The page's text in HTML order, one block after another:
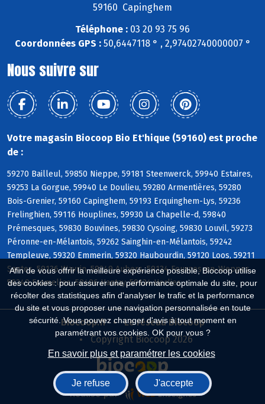
Afin de vous offrir la meilleure expérience possible, Biocoop utilise
des cookies : pour assurer une performance optimale du site, pour
récolter des statistiques afin d'analyser le trafic et la performance
du site et vous proposer une navigation personnalisée en toute
sécurité. Vous pouvez changer d'avis à tout moment en
paramétrant vos cookies. OK pour vous ?
En savoir plus et paramétrer les cookies
Je refuse J'accepte
59160 Capinghem
Téléphone : 03 20 93 75 96
Coordonnées GPS :50,6447118 ° , 2,97402740000007 °
Nous suivre sur
Votre magasin Biocoop Bio Et'hique (59160) est proche
de :
59270 Bailleul, 59850 Nieppe, 59181 Steenwerck, 59940 Estaires,
59253 La Gorgue, 59940 Le Doulieu, 59280 Armentières, 59280
Bois-Grenier, 59160 Capinghem, 59193 Erquinghem-Lys, 59236
Frelinghien, 59116 Houplines, 59930 La Chapelle-d, 59840
Prémesques, 59830 Bouvines, 59830 Cysoing, 59830 Louvil, 59273
Péronne-en-Mélantois, 59262 Sainghin-en-Mélantois, 59242
Templeuve, 59320 Emmerin, 59320 Haubourdin, 59120 Loos, 59211
Santes, 59136 Wavrin, 59249 Aubers, 59134 Fournes-en-Weppes,
59249 Fromelles, 59496 Hantay, 59134 Herlies
Biocoop.fr
Le réseau Biocoop
Copyright Biocoop 2026
Réalisé par